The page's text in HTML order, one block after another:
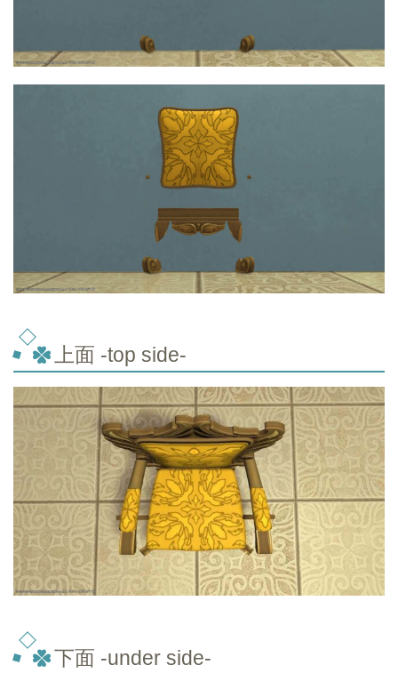
上面 -top side-
下面 -under side-